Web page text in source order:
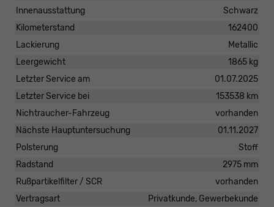
Innenausstattung
Schwarz
Kilometerstand
162400
Lackierung
Metallic
Leergewicht
1865 kg
Letzter Service am
01.07.2025
Letzter Service bei
153538 km
Nichtraucher-Fahrzeug
vorhanden
Nächste Hauptuntersuchung
01.11.2027
Polsterung
Stoff
Radstand
2975 mm
Rußpartikelfilter / SCR
vorhanden
Vertragsart
Privatkunde, Gewerbekunde